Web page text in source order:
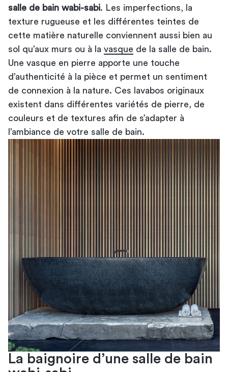
salle de bain wabi-sabi. Les imperfections, la
texture rugueuse et les différentes teintes de
cette matière naturelle conviennent aussi bien au
sol qu’aux murs ou à la vasque de la salle de bain.
Une vasque en pierre apporte une touche
d’authenticité à la pièce et permet un sentiment
de connexion à la nature. Ces lavabos originaux
existent dans différentes variétés de pierre, de
couleurs et de textures afin de s’adapter à
l’ambiance de votre salle de bain.
La baignoire d’une salle de bain